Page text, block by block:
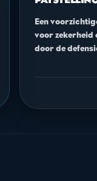
Een
voor zekerheid
door de